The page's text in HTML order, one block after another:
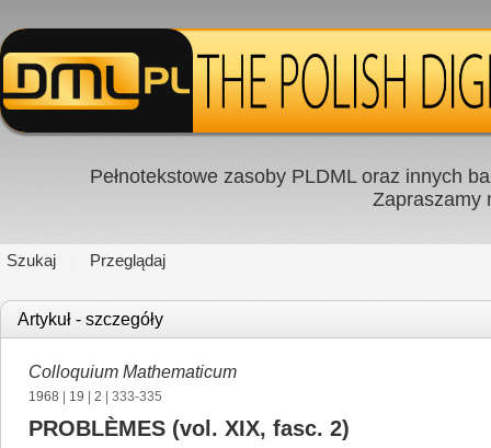
Pełnotekstowe zasoby PLDML oraz innych
Zapraszamy
Szukaj Przeglądaj
Artykuł - szczegóły
Colloquium Mathematicum
1968 19 2 | 333-335
PROBLÈMES (vol. XIX, fasc. 2)